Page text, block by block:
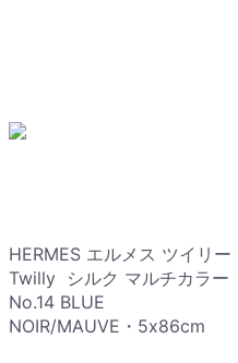
HERMES エルメス ツイリー
Twilly シルク マルチカラー
No.14 BLUE
NOIR/MAUVE・5x86cm